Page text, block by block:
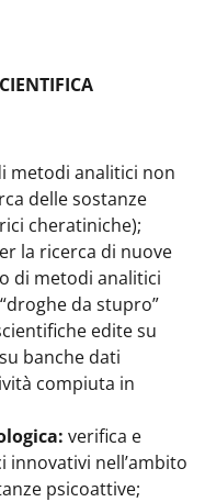
metodi analitici non
delle sostanze
cheratiniche);
la ricerca di nuove
di metodi analitici
da stupro”
edite su
banche dati
compiuta in
verifica e
innovativi nell’ambito
psicoattive;